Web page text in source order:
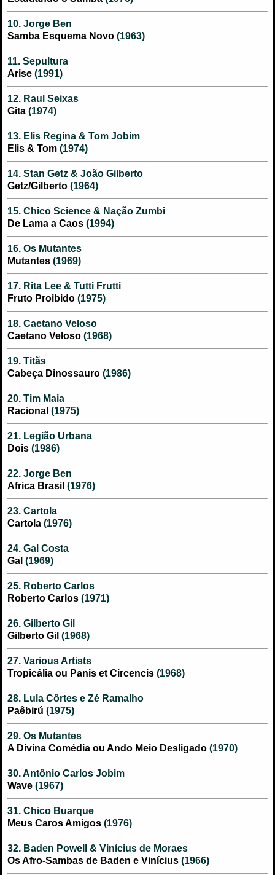
10. Jorge Ben
Samba Esquema Novo (1963)
11. Sepultura
Arise (1991)
12. Raul Seixas
Gita (1974)
13. Elis Regina & Tom Jobim
Elis & Tom (1974)
14. Stan Getz & João Gilberto
Getz/Gilberto (1964)
15. Chico Science & Nação Zumbi
De Lama a Caos (1994)
16. Os Mutantes
Mutantes (1969)
17. Rita Lee & Tutti Frutti
Fruto Proibido (1975)
18. Caetano Veloso
Caetano Veloso (1968)
19. Titãs
Cabeça Dinossauro (1986)
20. Tim Maia
Racional (1975)
21. Legião Urbana
Dois (1986)
22. Jorge Ben
Africa Brasil (1976)
23. Cartola
Cartola (1976)
24. Gal Costa
Gal (1969)
25. Roberto Carlos
Roberto Carlos (1971)
26. Gilberto Gil
Gilberto Gil (1968)
27. Various Artists
Tropicália ou Panis et Circencis (1968)
28. Lula Côrtes e Zé Ramalho
Paêbirú (1975)
29. Os Mutantes
A Divina Comédia ou Ando Meio Desligado (1970)
30. Antônio Carlos Jobim
Wave (1967)
31. Chico Buarque
Meus Caros Amigos (1976)
32. Baden Powell & Vinícius de Moraes
Os Afro-Sambas de Baden e Vinícius (1966)